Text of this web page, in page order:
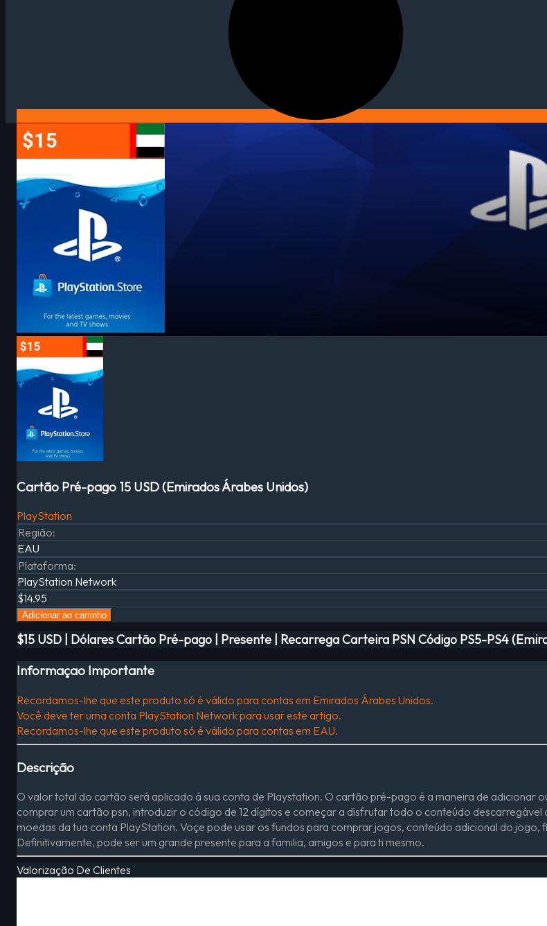
Cartão Pré-pago 15 USD (Emirados Árabes Unidos)
PlayStation
Região:
EAU
Plataforma:
PlayStation Network
$14.95
Adicionar ao carrinho
$15 USD | Dólares Cartão Pré-pago | Presente | Recarrega Carteira PSN Código PS5-PS4
Informaçao Importante
Recordamos-lhe que este produto só é válido para contas em Emirados Árabes Unidos.
Você deve ter uma conta PlayStation Network para usar este artigo.
Recordamos-lhe que este produto só é válido para contas em EAU.
Descrição
O valor total do cartão será aplicado á sua conta de Playstation. O cartão pré-pago é a maneira de adicionar
comprar um cartão psn, introduzir o código de 12 dígitos e começar a disfrutar todo o conteúdo
moedas da tua conta PlayStation. Voçe pode usar os fundos para comprar jogos, conteúdo adicional do jogo,
Definitivamente, pode ser um grande presente para a familia, amigos e para ti mesmo.
Valorização De Clientes